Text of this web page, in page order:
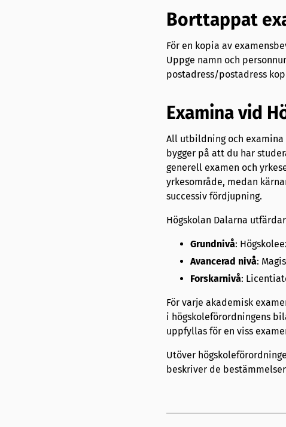
Borttappat
För en kopia av
Uppge namn och
postadress/postadress
Examina vid
All utbildning och examina
bygger på att du har
generell examen och
yrkesområde, medan
successiv fördjupning.
Högskolan Dalarna
Grundnivå:
Avancerad nivå:
Forskarnivå:
För varje akademisk
i högskoleförordningens
uppfyllas för en viss
Utöver
beskriver de